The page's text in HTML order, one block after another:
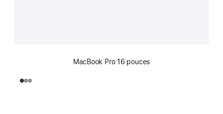
MacBook Pro 16 pouces